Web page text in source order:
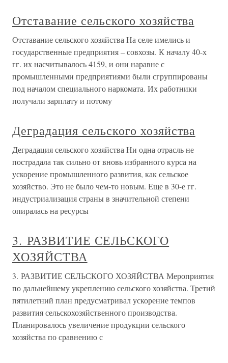
Отставание сельского хозяйства
Отставание сельского хозяйства На селе имелись и
государственные предприятия – совхозы. К началу 40-х
гг. их насчитывалось 4159, и они наравне с
промышленными предприятиями были сгруппированы
под началом специального наркомата. Их работники
получали зарплату и потому
Деградация сельского хозяйства
Деградация сельского хозяйства Ни одна отрасль не
пострадала так сильно от вновь избранного курса на
ускорение промышленного развития, как сельское
хозяйство. Это не было чем-то новым. Еще в 30-е гг.
индустриализация страны в значительной степени
опиралась на ресурсы
3. РАЗВИТИЕ СЕЛЬСКОГО
ХОЗЯЙСТВА
3. РАЗВИТИЕ СЕЛЬСКОГО ХОЗЯЙСТВА Мероприятия
по дальнейшему укреплению сельского хозяйства. Третий
пятилетний план предусматривал ускорение темпов
развития сельскохозяйственного производства.
Планировалось увеличение продукции сельского
хозяйства по сравнению с